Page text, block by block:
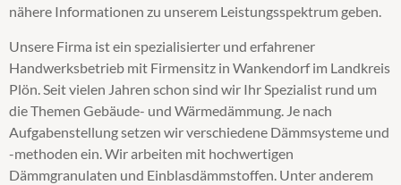
nähere Informationen zu unserem Leistungsspektrum geben.
Unsere Firma ist ein spezialisierter und erfahrener
Handwerksbetrieb mit Firmensitz in Wankendorf im Landkreis
Plön. Seit vielen Jahren schon sind wir Ihr Spezialist rund um
die Themen Gebäude- und Wärmedämmung. Je nach
Aufgabenstellung setzen wir verschiedene Dämmsysteme und
-methoden ein. Wir arbeiten mit hochwertigen
Dämmgranulaten und Einblasdämmstoffen. Unter anderem
Untersparrendämmung
Zellulosedämmung